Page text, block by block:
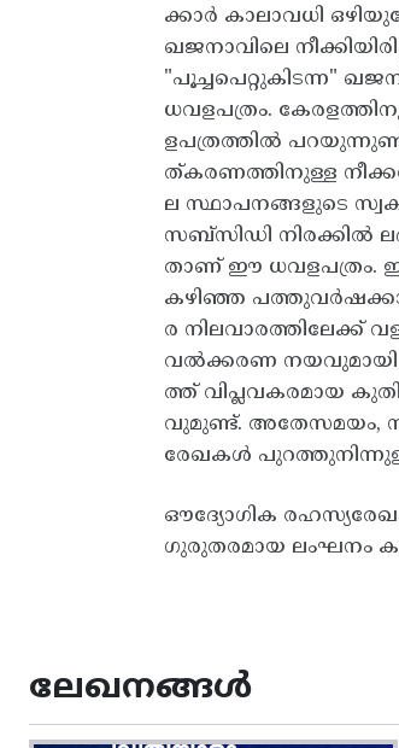
ക്കാർ കാലാവധി
ഖജനാവിലെ
"പൂച്ചപെറ്റുകിടന്ന"
ധവളപത്രം.
ളപത്രത്തിൽ
ത്കരണത്തിനുള്ള
ല സ്ഥാപനങ്ങളുടെ
സബ്‌സിഡി നിരക്കിൽ
താണ്‌ ഇ‍ൗ ധവളപത്രം.
കഴിഞ്ഞ
ര നിലവാരത്തിലേക്ക്
വൽക്കരണ നയവുമായി
ത്ത് വിപ്ലവകരമായ
വുമുണ്ട്. അതേസമയം,
രേഖകൾ
ഔദ്യോ​ഗിക
ഗുരുതരമായ ലംഘനം
ലേഖനങ്ങൾ